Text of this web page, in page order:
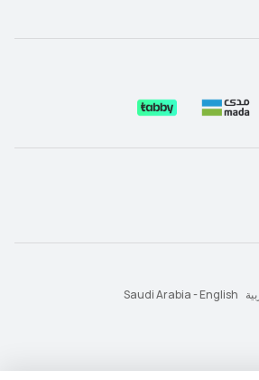
Saudi Arabia - English